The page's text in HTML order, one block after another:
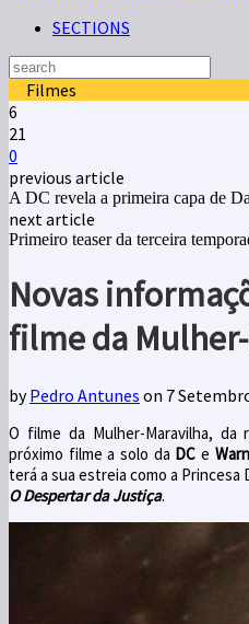
SECTIONS
Filmes
6
21
0
previous article
A DC revela a primeira capa de
next article
Primeiro teaser da terceira
Novas
filme da
byPedro Antunes on 7
O filme da Mulher-Maravilha, da
próximo filme a solo da DC e
terá a sua estreia como a Princesa
O Despertar da Justiça.